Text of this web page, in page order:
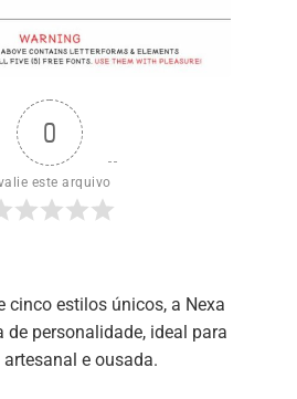
0
este arquivo
cinco estilos únicos, a Nexa
de personalidade, ideal para
e ousada.